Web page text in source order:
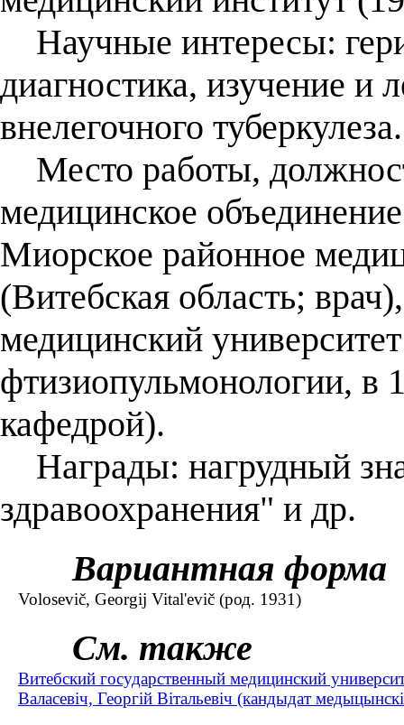
Научные интересы:
диагностика, изучение и
внелегочного туберкулеза.
Место работы,
медицинское
Миорское районное
(Витебская область;
медицинский
фтизиопульмонологии, в
кафедрой).
Награды: нагрудный
здравоохранения" и др.
Вариантная форма
Volosevič, Georgij Vital'evič (род. 1931)
См. также
Витебский государственный медицинский
Валасевіч, Георгій Вітальевіч (кандыдат